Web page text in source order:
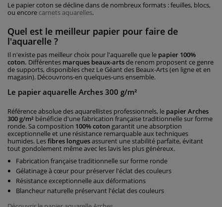
Le papier coton se décline dans de nombreux formats : feuilles, blocs,
ou encore carnets aquarelles.
Quel est le meilleur papier pour faire de
l'aquarelle ?
Il n'existe pas meilleur choix pour l'aquarelle que le papier 100%
coton. Différentes marques beaux-artsde renom proposent ce genre
de supports, disponibles chez Le Géant des Beaux-Arts (en ligne et en
magasin). Découvrons-en quelques-uns ensemble.
Le papier aquarelle Arches 300 g/m²
Référence absolue des aquarellistes professionnels, le papier Arches
300 g/m² bénéficie d'une fabrication française traditionnelle sur forme
ronde. Sa composition 100% coton garantit une absorption
exceptionnelle et une résistance remarquable aux techniques
humides. Lesfibres longuesassurent une stabilité parfaite, évitant
tout gondolement même avec les lavis les plus généreux.
Fabrication française traditionnelle sur forme ronde
Gélatinage à cœur pour préserver l'éclat des couleurs
Résistance exceptionnelle aux déformations
Blancheur naturelle préservant l'éclat des couleurs